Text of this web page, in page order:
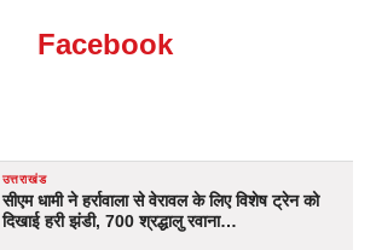
Facebook
उत्तराखंड
सीएम धामी ने हर्रावाला से वेरावल के लिए विशेष ट्रेन को
दिखाई हरी झंडी, 700 श्रद्धालु रवाना…